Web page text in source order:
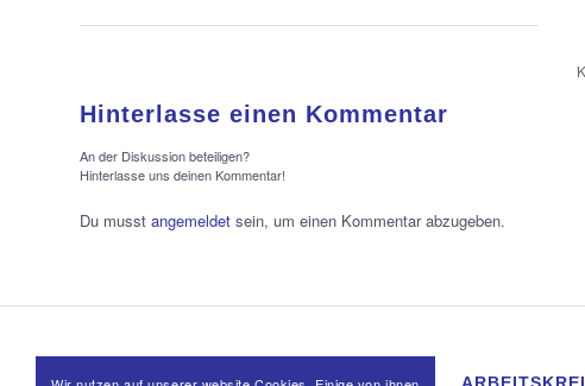
Hinterlasse einen Kommentar
An der Diskussion beteiligen?
Hinterlasse uns deinen Kommentar!
Du musst angemeldet sein, um einen Kommentar abzugeben.